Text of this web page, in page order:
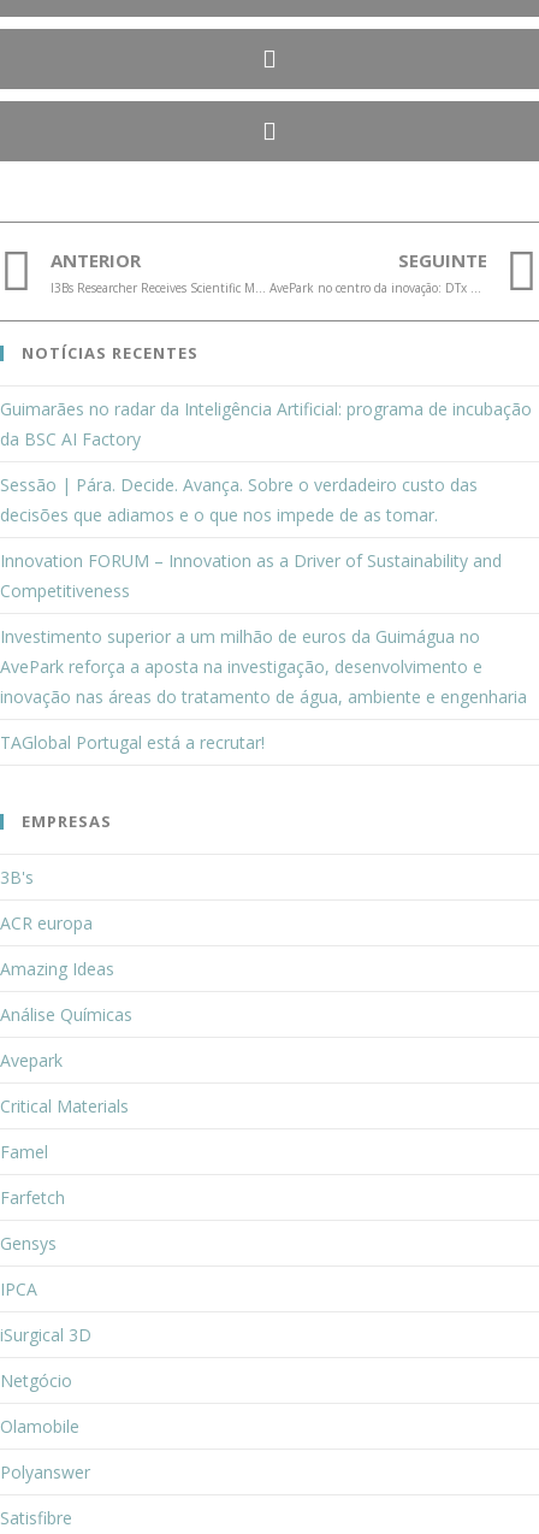
ANTERIOR
I3Bs Researcher Receives Scientific Merit Award 2026
SEGUINTE
AvePark no centro da inovação: DTx promove ligação entre academia e empresas
NOTÍCIAS RECENTES
Guimarães no radar da Inteligência Artificial: programa de incubação
da BSC AI Factory
Sessão | Pára. Decide. Avança. Sobre o verdadeiro custo das
decisões que adiamos e o que nos impede de as tomar.
Innovation FORUM – Innovation as a Driver of Sustainability and
Competitiveness
Investimento superior a um milhão de euros da Guimágua no
AvePark reforça a aposta na investigação, desenvolvimento e
inovação nas áreas do tratamento de água, ambiente e engenharia
TAGlobal Portugal está a recrutar!
EMPRESAS
3B's
ACR europa
Amazing Ideas
Análise Químicas
Avepark
Critical Materials
Famel
Farfetch
Gensys
IPCA
iSurgical 3D
Netgócio
Olamobile
Polyanswer
Satisfibre